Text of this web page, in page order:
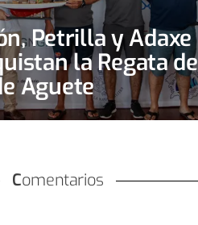
Petrilla y Adaxe
la Regata de
Aguete
Comentarios